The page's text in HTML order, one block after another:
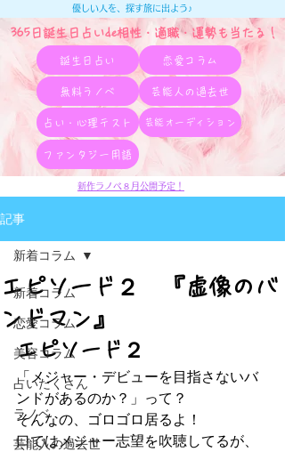
365日誕生日占いde相性・適職・​運勢も当たる！
優しい人を、探す旅に出よう♪
誕生日占い 恋愛コラム
無料ラノベ 芸能人の過去世
占い・心理テスト 芸能オーディション
ファンタジー用語
新作ラノベ８月公開予定！
記事
新着コラム
恋愛コラム
美容コラム
占いたくさん
ラノベ
芸能人の過去世
新着コラム
エピソード２ 『虚像のバ
ンドマン』
エピソード２
「メジャー・デビューを目指さないバ
ンドがあるのか？」って？
そんなの、ゴロゴロ居るよ！
口ではメジャー志望を吹聴してるが、